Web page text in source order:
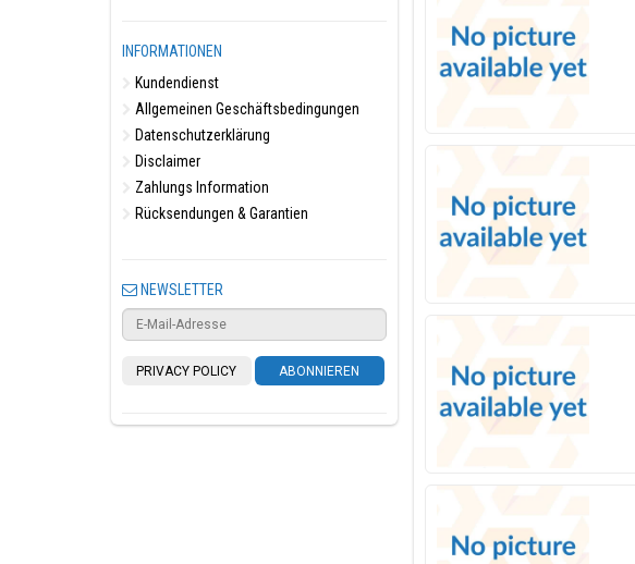
INFORMATIONEN
Kundendienst
Allgemeinen Geschäftsbedingungen
Datenschutzerklärung
Disclaimer
Zahlungs Information
Rücksendungen & Garantien
NEWSLETTER
PRIVACY POLICY ABONNIEREN